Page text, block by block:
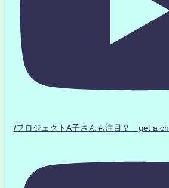
/プロジェクトA子さんも注目？ get a